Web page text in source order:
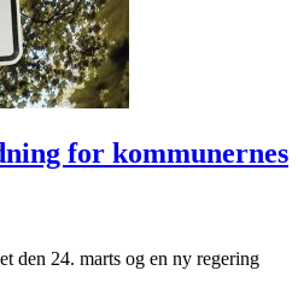
for kommunernes
den 24. marts og en ny regering